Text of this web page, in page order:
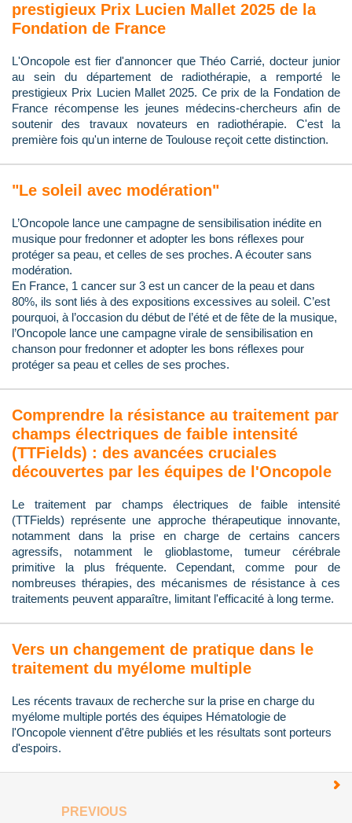
prestigieux Prix Lucien Mallet 2025 de la
Fondation de France
L'Oncopole est fier d'annoncer que Théo Carrié, docteur junior
au sein du département de radiothérapie, a remporté le
prestigieux Prix Lucien Mallet 2025. Ce prix de la Fondation de
France récompense les jeunes médecins-chercheurs afin de
soutenir des travaux novateurs en radiothérapie. C'est la
première fois qu'un interne de Toulouse reçoit cette distinction.
"Le soleil avec modération"
L’Oncopole lance une campagne de sensibilisation inédite en
musique pour fredonner et adopter les bons réflexes pour
protéger sa peau, et celles de ses proches. A écouter sans
modération.
En France, 1 cancer sur 3 est un cancer de la peau et dans
80%, ils sont liés à des expositions excessives au soleil. C’est
pourquoi, à l’occasion du début de l’été et de fête de la musique,
l’Oncopole lance une campagne virale de sensibilisation en
chanson pour fredonner et adopter les bons réflexes pour
protéger sa peau et celles de ses proches.
Comprendre la résistance au traitement par
champs électriques de faible intensité
(TTFields) : des avancées cruciales
découvertes par les équipes de l'Oncopole
Le traitement par champs électriques de faible intensité
(TTFields) représente une approche thérapeutique innovante,
notamment dans la prise en charge de certains cancers
agressifs, notamment le glioblastome, tumeur cérébrale
primitive la plus fréquente. Cependant, comme pour de
nombreuses thérapies, des mécanismes de résistance à ces
traitements peuvent apparaître, limitant l'efficacité à long terme.
Vers un changement de pratique dans le
traitement du myélome multiple
Les récents travaux de recherche sur la prise en charge du
myélome multiple portés des équipes Hématologie de
l'Oncopole viennent d'être publiés et les résultats sont porteurs
d'espoirs.
PREVIOUS